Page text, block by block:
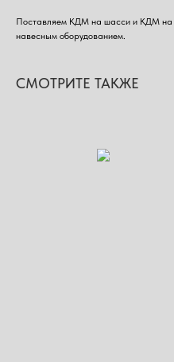
Поставляем КДМ на шасси и КДМ на
навесным оборудованием.
СМОТРИТЕ ТАКЖЕ